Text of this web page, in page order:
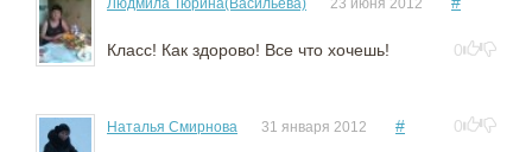
Людмила Тюрина(Васильева) 23 июня 2012
0
Класс! Как здорово! Все что хочешь!
Наталья Смирнова 31 января 2012 # 0